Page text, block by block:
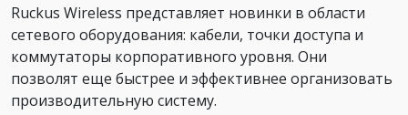
Ruckus Wireless представляет новинки в области
сетевого оборудования: кабели, точки доступа и
коммутаторы корпоративного уровня. Они
позволят еще быстрее и эффективнее организовать
производительную систему.